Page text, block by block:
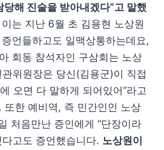
해 진술을 받아내겠다”고 말했
는 지난 6월 초 김용현 노상원
언들하고도 일맥상통하는데요,
회동 참석자인 구삼회는 노상
위원장은 당신(김용군)이 직접
오면 다 말하게 되어있어”라고
또한 예비역, 즉 민간인인 노상
처음만난 증인에게 “단장이라
고도 증언했습니다. 노상원이